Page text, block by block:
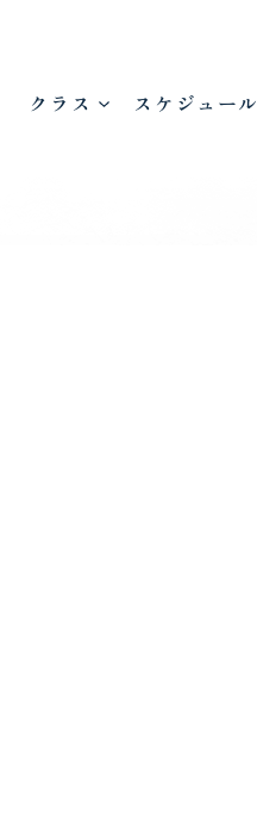
クラス スケジュール